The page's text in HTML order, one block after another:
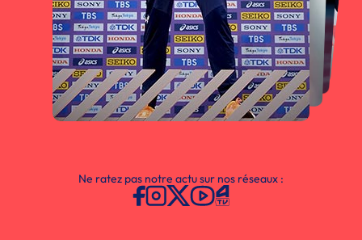
Ne ratez pas notre actu sur nos réseaux :